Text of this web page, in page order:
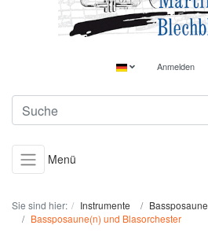
Anmelden
Menü
Sie sind hier: Instrumente
Bassposaune
Bassposaune(n) und Blasorchester